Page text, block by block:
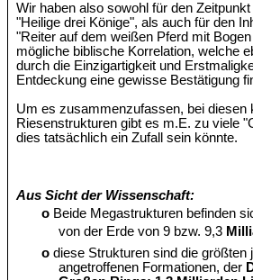
Wir haben also sowohl für den
"Heilige drei Könige", als auch für den
"Reiter auf dem weißen Pferd mit
mögliche biblische Korrelation, welche
durch die Einzigartigkeit und
Entdeckung eine gewisse Bestätigung
Um es zusammenzufassen, bei diesen
Riesenstrukturen gibt es m.E. zu viele
dies tatsächlich ein Zufall sein könnte.
Aus Sicht der Wissenschaft:
o Beide Megastrukturen befinden
von der Erde von 9 bzw. 9,3
o diese Strukturen sind die größten
angetroffenen Formationen, der